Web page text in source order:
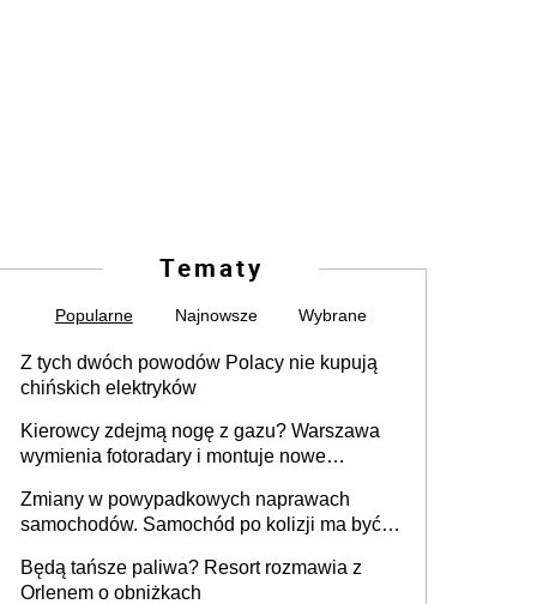
Tematy
Popularne Najnowsze Wybrane
Z tych dwóch powodów Polacy nie kupują
chińskich elektryków
Kierowcy zdejmą nogę z gazu? Warszawa
wymienia fotoradary i montuje nowe
Zmiany w powypadkowych naprawach
samochodów. Samochód po kolizji ma być
technologią producenta
Będą tańsze paliwa? Resort rozmawia z
Orlenem o obniżkach